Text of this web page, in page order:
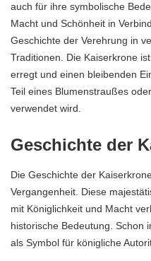
auch für ihre symbolische
Macht und Schönheit in
Geschichte der Verehrung in
Traditionen. Die Kaiserkrone
erregt und einen bleibenden
Teil eines Blumenstraußes
verwendet wird.
Geschichte der
Die Geschichte der
Vergangenheit. Diese
mit Königlichkeit und Macht
historische Bedeutung. Schon
als Symbol für königliche